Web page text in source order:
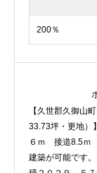
200％
【久世郡久御山
33.73坪・更地）
６ｍ 接道8.5ｍ
建築が可能です